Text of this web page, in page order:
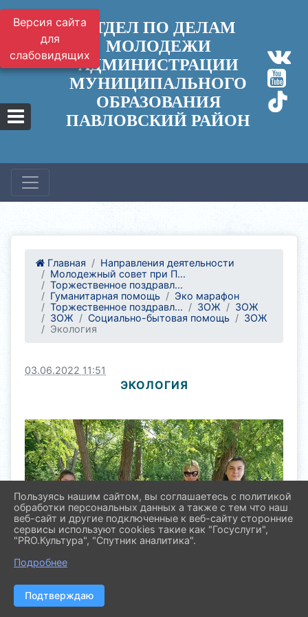
Версия сайта
для
слабовидящих
ОТДЕЛ ПО ДЕЛАМ
МОЛОДЕЖИ
АДМИНИСТРАЦИИ
МУНИЦИПАЛЬНОГО
ОБРАЗОВАНИЯ
ПАВЛОВСКИЙ РАЙОН
Главная
Направления деятельности
Молодежный совет при П...
Торжественное поздравл...
Гуманитарная помощь
Эко марафон
Торжественное поздравл...
ЗОЖ
ЗОЖ
ЗОЖ
Социально-бытовая помощь
ЗОЖ
Экология
03.06.2022 11:51
ЭКОЛОГИЯ
Пользуясь нашим сайтом, вы соглашаетесь с политикой
обработки персональных данных а также с тем что наш
веб-сайт и другие подключенные к веб-сайту сторонние
сервисы используют cookies такие как "Госуслуги",
"PRO.Культура", "Спутник аналитика".
Подробнее
Подтверждаю